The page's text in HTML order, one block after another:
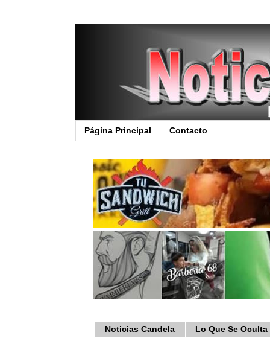
Página Principal Contacto
Noticias Candela Lo Que Se Oculta